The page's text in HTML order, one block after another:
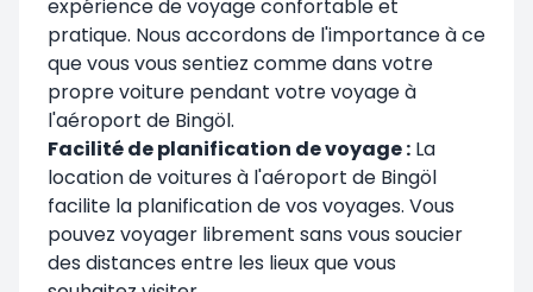
expérience de voyage confortable et
pratique. Nous accordons de l'importance à ce
que vous vous sentiez comme dans votre
propre voiture pendant votre voyage à
l'aéroport de Bingöl.
Facilité de planification de voyage : La
location de voitures à l'aéroport de Bingöl
facilite la planification de vos voyages. Vous
pouvez voyager librement sans vous soucier
des distances entre les lieux que vous